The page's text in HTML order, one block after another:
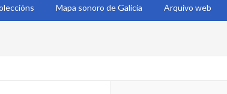
Mapa sonoro de Galicia Arquivo web